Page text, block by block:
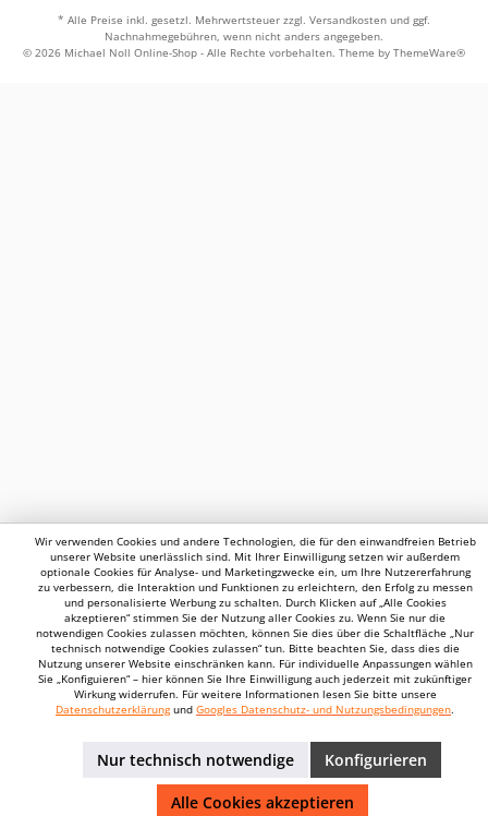
* Alle Preise inkl. gesetzl. Mehrwertsteuer zzgl. Versandkosten und ggf.
Nachnahmegebühren, wenn nicht anders angegeben.
© 2026 Michael Noll Online-Shop - Alle Rechte vorbehalten. Theme by ThemeWare®
Wir verwenden Cookies und andere Technologien, die für den einwandfreien Betrieb
unserer Website unerlässlich sind. Mit Ihrer Einwilligung setzen wir außerdem
optionale Cookies für Analyse- und Marketingzwecke ein, um Ihre Nutzererfahrung
zu verbessern, die Interaktion und Funktionen zu erleichtern, den Erfolg zu messen
und personalisierte Werbung zu schalten. Durch Klicken auf „Alle Cookies
akzeptieren“ stimmen Sie der Nutzung aller Cookies zu. Wenn Sie nur die
notwendigen Cookies zulassen möchten, können Sie dies über die Schaltfläche „Nur
technisch notwendige Cookies zulassen“ tun. Bitte beachten Sie, dass dies die
Nutzung unserer Website einschränken kann. Für individuelle Anpassungen wählen
Sie „Konfiguieren“ – hier können Sie Ihre Einwilligung auch jederzeit mit zukünftiger
Wirkung widerrufen. Für weitere Informationen lesen Sie bitte unsere
Datenschutzerklärungund Googles Datenschutz- und Nutzungsbedingungen.
Nur technisch notwendige Konfigurieren
Alle Cookies akzeptieren